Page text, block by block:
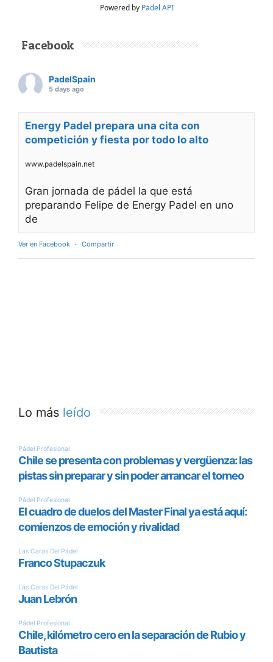
Powered by Padel API
Facebook
PadelSpain
5 days ago
Energy Padel prepara una cita con
competición y fiesta por todo lo alto
www.padelspain.net
Gran jornada de pádel la que está
preparando Felipe de Energy Padel en uno
de
Ver en Facebook · Compartir
Lo más leído